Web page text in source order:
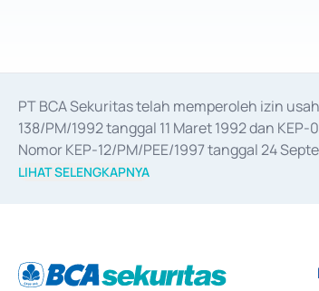
PT BCA Sekuritas telah memperoleh izin
138/PM/1992 tanggal 11 Maret 1992 dan
Nomor KEP-12/PM/PEE/1997 tanggal 24
merger, akuisisi, divestasi, dan
LIHAT SELENGKAPNYA